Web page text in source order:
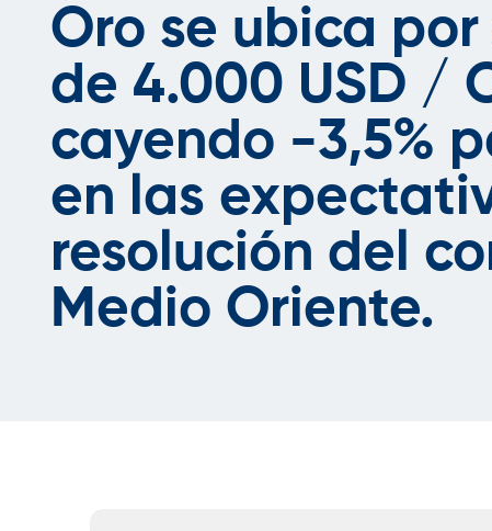
Oro se ubica
de 4.000 USD /
cayendo -3,5%
en las
resolución del
Medio Oriente.